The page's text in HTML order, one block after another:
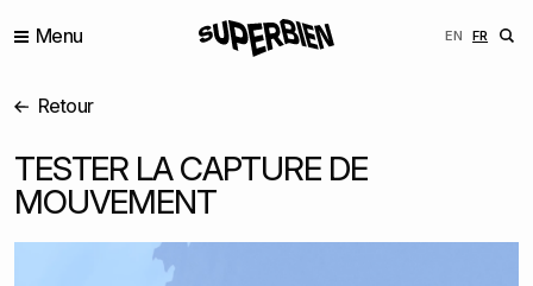
EN ENGLISH
FR
Menu
Retour
TESTER LA CAPTURE DE
MOUVEMENT